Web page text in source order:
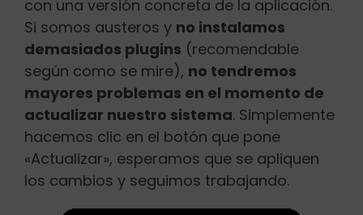
con una versión concreta de la aplicación.
Si somos austeros y no instalamos
demasiados plugins (recomendable
según como se mire), no tendremos
mayores problemas en el momento de
actualizar nuestro sistema. Simplemente
hacemos clic en el botón que pone
«Actualizar», esperamos que se apliquen
los cambios y seguimos trabajando.